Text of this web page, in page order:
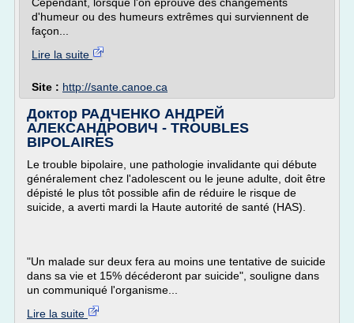
d'humeur ou des humeurs extrêmes qui surviennent de
façon...
Lire la suite
Site : http://sante.canoe.ca
Доктор РАДЧЕНКО АНДРЕЙ
АЛЕКСАНДРОВИЧ - TROUBLES
BIPOLAIRES
Le trouble bipolaire, une pathologie invalidante qui débute
généralement chez l'adolescent ou le jeune adulte, doit être
dépisté le plus tôt possible afin de réduire le risque de
suicide, a averti mardi la Haute autorité de santé (HAS).
"Un malade sur deux fera au moins une tentative de suicide
dans sa vie et 15% décéderont par suicide", souligne dans
un communiqué l'organisme...
Lire la suite